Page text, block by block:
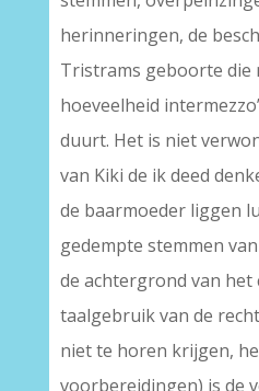
herinneringen, de
Tristrams geboorte die
hoeveelheid
duurt. Het is niet
van Kiki de ik deed
de baarmoeder liggen
gedempte stemmen
de achtergrond van het
taalgebruik van de
niet te horen krijgen,
voorbereidingen) is de